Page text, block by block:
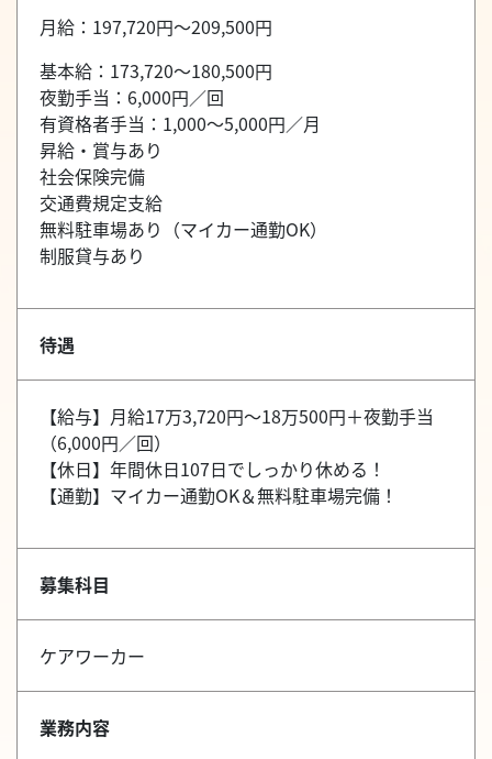
月給：197,720円～209,500円
基本給：173,720～180,500円
夜勤手当：6,000円／回
有資格者手当：1,000～5,000円／月
昇給・賞与あり
社会保険完備
交通費規定支給
無料駐車場あり（マイカー通勤OK）
制服貸与あり
待遇
【給与】月給17万3,720円～18万500円＋夜勤手当
（6,000円／回）
【休日】年間休日107日でしっかり休める！
【通勤】マイカー通勤OK＆無料駐車場完備！
募集科目
ケアワーカー
業務内容